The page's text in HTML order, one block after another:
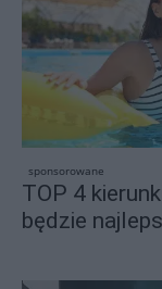
sponsorowane
TOP 4
będzie